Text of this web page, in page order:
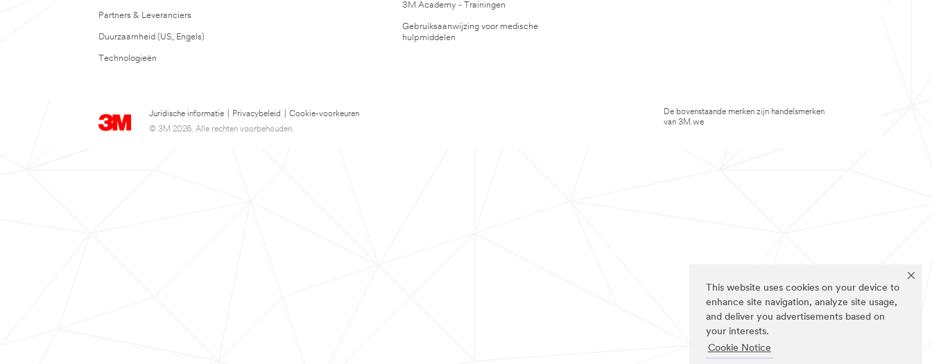
This website uses cookies on your device to
enhance site navigation, analyze site usage,
and deliver you advertisements based on
your interests.
Cookie Notice
Partners & Leveranciers
Duurzaamheid (US, Engels)
Technologieën
3M Academy - Trainingen
Gebruiksaanwijzing voor medische
hulpmiddelen
Juridische informatie Privacybeleid
Cookie-voorkeuren
© 3M 2026. Alle rechten voorbehouden.
De bovenstaande merken zijn handelsmerken
van 3M.we